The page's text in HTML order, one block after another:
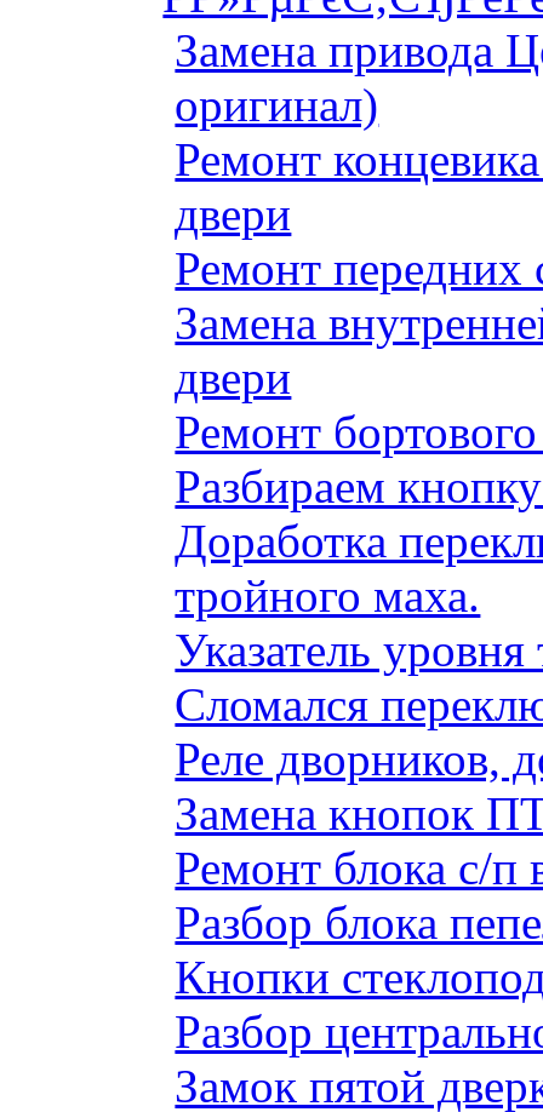
Замена привода
оригинал)
Ремонт
двери
Ремонт передних
Замена
двери
Ремонт
Разбираем
Доработка
тройного маха.
Указатель
Сломался
Реле дворников,
Замена кнопок
Ремонт блока с/п
Разбор блока
Кнопки
Разбор
Замок пятой